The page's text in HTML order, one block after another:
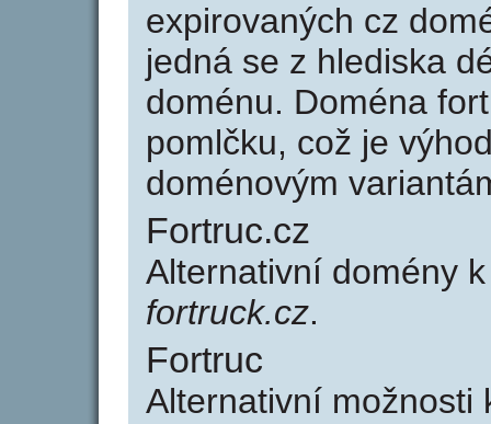
expirovaných cz
jedná se z hlediska
doménu. Doména
pomlčku, což je
doménovým
Fortruc.cz
Alternativní domény
fortruck.cz.
Fortruc
Alternativní